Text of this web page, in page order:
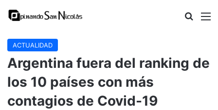
Buscar
ACTUALIDAD
Argentina fuera del ranking de
los 10 países con más
contagios de Covid-19